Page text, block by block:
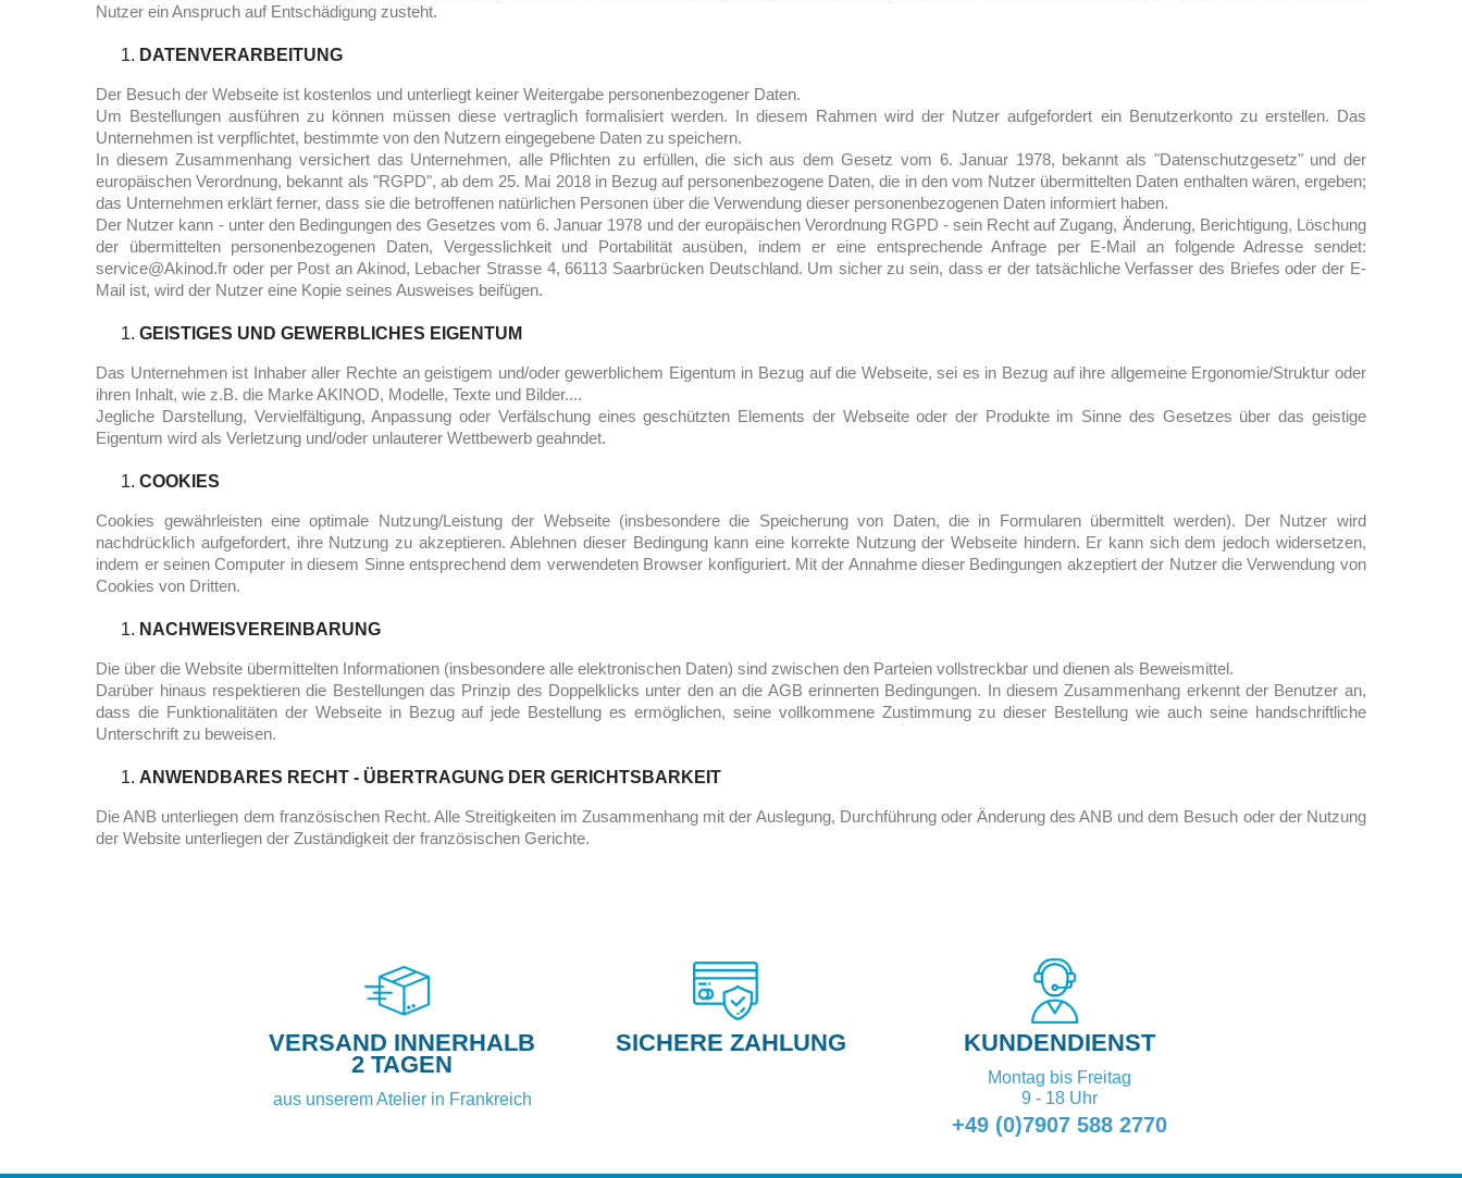
Nutzer ein Anspruch auf Entschädigung zusteht.
DATENVERARBEITUNG
Der Besuch der Webseite ist kostenlos und unterliegt keiner Weitergabe personenbezogener Daten.
Um Bestellungen ausführen zu können müssen diese vertraglich formalisiert werden. In diesem Rahmen wird der Nutzer aufgefordert ein Benutzerkonto zu erstellen. Das
Unternehmen ist verpflichtet, bestimmte von den Nutzern eingegebene Daten zu speichern.
In diesem Zusammenhang versichert das Unternehmen, alle Pflichten zu erfüllen, die sich aus dem Gesetz vom 6. Januar 1978, bekannt als "Datenschutzgesetz" und der
europäischen Verordnung, bekannt als "RGPD", ab dem 25. Mai 2018 in Bezug auf personenbezogene Daten, die in den vom Nutzer übermittelten Daten enthalten wären, ergeben;
das Unternehmen erklärt ferner, dass sie die betroffenen natürlichen Personen über die Verwendung dieser personenbezogenen Daten informiert haben.
Der Nutzer kann - unter den Bedingungen des Gesetzes vom 6. Januar 1978 und der europäischen Verordnung RGPD - sein Recht auf Zugang, Änderung, Berichtigung, Löschung
der übermittelten personenbezogenen Daten, Vergesslichkeit und Portabilität ausüben, indem er eine entsprechende Anfrage per E-Mail an folgende Adresse sendet:
service@Akinod.fr oder per Post an Akinod, Lebacher Strasse 4, 66113 Saarbrücken Deutschland. Um sicher zu sein, dass er der tatsächliche Verfasser des Briefes oder der E-
Mail ist, wird der Nutzer eine Kopie seines Ausweises beifügen.
GEISTIGES UND GEWERBLICHES EIGENTUM
Das Unternehmen ist Inhaber aller Rechte an geistigem und/oder gewerblichem Eigentum in Bezug auf die Webseite, sei es in Bezug auf ihre allgemeine Ergonomie/Struktur oder
ihren Inhalt, wie z.B. die Marke AKINOD, Modelle, Texte und Bilder....
Jegliche Darstellung, Vervielfältigung, Anpassung oder Verfälschung eines geschützten Elements der Webseite oder der Produkte im Sinne des Gesetzes über das geistige
Eigentum wird als Verletzung und/oder unlauterer Wettbewerb geahndet.
COOKIES
Cookies gewährleisten eine optimale Nutzung/Leistung der Webseite (insbesondere die Speicherung von Daten, die in Formularen übermittelt werden). Der Nutzer wird
nachdrücklich aufgefordert, ihre Nutzung zu akzeptieren. Ablehnen dieser Bedingung kann eine korrekte Nutzung der Webseite hindern. Er kann sich dem jedoch widersetzen,
indem er seinen Computer in diesem Sinne entsprechend dem verwendeten Browser konfiguriert. Mit der Annahme dieser Bedingungen akzeptiert der Nutzer die Verwendung von
Cookies von Dritten.
NACHWEISVEREINBARUNG
Die über die Website übermittelten Informationen (insbesondere alle elektronischen Daten) sind zwischen den Parteien vollstreckbar und dienen als Beweismittel.
Darüber hinaus respektieren die Bestellungen das Prinzip des Doppelklicks unter den an die AGB erinnerten Bedingungen. In diesem Zusammenhang erkennt der Benutzer an,
dass die Funktionalitäten der Webseite in Bezug auf jede Bestellung es ermöglichen, seine vollkommene Zustimmung zu dieser Bestellung wie auch seine handschriftliche
Unterschrift zu beweisen.
ANWENDBARES RECHT - ÜBERTRAGUNG DER GERICHTSBARKEIT
Die ANB unterliegen dem französischen Recht. Alle Streitigkeiten im Zusammenhang mit der Auslegung, Durchführung oder Änderung des ANB und dem Besuch oder der Nutzung
der Website unterliegen der Zuständigkeit der französischen Gerichte.
VERSAND INNERHALB
2 TAGEN
aus unserem Atelier in Frankreich
SICHERE ZAHLUNG KUNDENDIENST
Montag bis Freitag
9 - 18 Uhr
+49 (0)7907 588 2770